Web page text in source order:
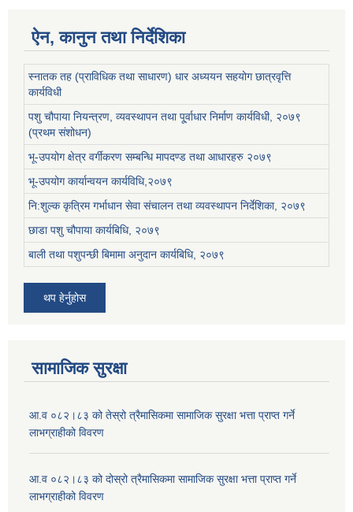
ऐन, कानुन तथा निर्देशिका
स्नातक तह (प्राविधिक तथा साधारण) धार अध्ययन सहयोग छात्रवृत्ति
कार्यविधी
पशु चौपाया नियन्त्रण, व्यवस्थापन तथा पू्र्वाधार निर्माण कार्यविधी, २०७९
(प्रथम संशोधन)
भू-उपयोग क्षेत्र वर्गीकरण सम्बन्धि मापदण्ड तथा आधारहरु २०७९
भू-उपयोग कार्यान्वयन कार्यविधि,२०७९
नि:शुल्क कृत्रिम गर्भाधान सेवा संचालन तथा व्यवस्थापन निर्देशिका, २०७९
छाडा पशु चौपाया कार्यबिधि, २०७९
बाली तथा पशुपन्छी बिमामा अनुदान कार्यबिधि, २०७९
थप हेर्नुहोस
सामाजिक सुरक्षा
आ.व ०८२।८३ को तेस्रो त्रैमासिकमा सामाजिक सुरक्षा भत्ता प्राप्त गर्ने
लाभग्राहीको विवरण
आ.व ०८२।८३ को दोस्रो त्रैमासिकमा सामाजिक सुरक्षा भत्ता प्राप्त गर्ने
लाभग्राहीको विवरण